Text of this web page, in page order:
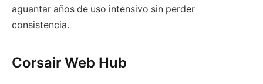
aguantar años de uso intensivo sin perder
consistencia.
Corsair Web Hub